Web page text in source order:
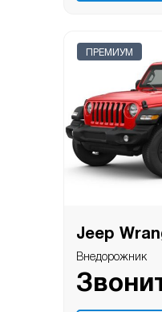
ПРЕМИУМ
Jeep
Внедорожник